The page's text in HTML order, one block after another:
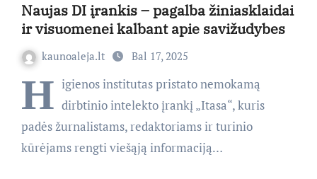
Naujas DI įrankis – pagalba žiniasklaidai
ir visuomenei kalbant apie savižudybes
kaunoaleja.lt Bal 17, 2025
H igienos institutas pristato nemokamą
dirbtinio intelekto įrankį „Itasa“, kuris
padės žurnalistams, redaktoriams ir turinio
kūrėjams rengti viešąją informaciją…